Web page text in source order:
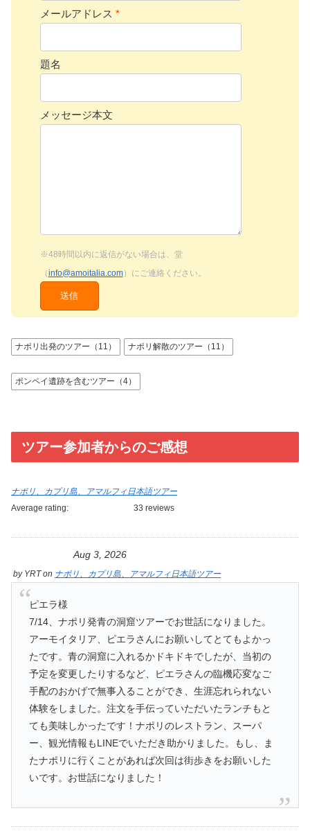
メールアドレス *
題名
メッセージ本文
※48時間以内に返信がない場合は、堂
（info@amoitalia.com）にご連絡ください。
ナポリ出発のツアー（11） ナポリ解散のツアー（11）
ポンペイ遺跡を含むツアー（4）
ツアー参加者からのご感想
ナポリ、カプリ島、アマルフィ日本語ツアー
Average rating:
33 reviews
Aug 3, 2026
by YRTon ナポリ、カプリ島、アマルフィ日本語ツアー
ピエラ様
7/14、ナポリ発青の洞窟ツアーでお世話になりました。
アーモイタリア、ピエラさんにお願いしてとてもよかっ
たです。青の洞窟に入れるかドキドキでしたが、当初の
予定を変更したりするなど、ピエラさんの臨機応変なご
手配のおかげで無事入ることができ、生涯忘れられない
体験をしました。注文を手伝っていただいたランチもと
ても美味しかったです！ナポリのレストラン、スーパ
ー、観光情報もLINEでいただき助かりました。もし、ま
たナポリに行くことがあれば次回は街歩きをお願いした
いです。お世話になりました！